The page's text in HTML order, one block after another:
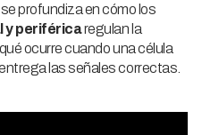
se profundiza en cómo los
y periféricaregulan la
ocurre cuando una célula
las señales correctas.